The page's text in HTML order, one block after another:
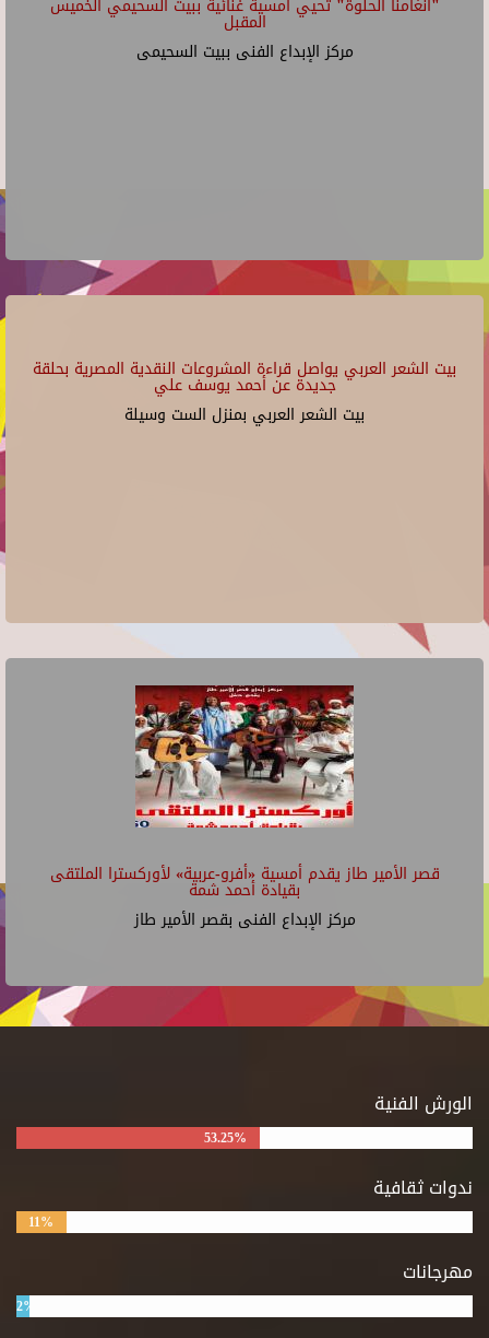
"أنغامنا الحلوة" تحيي أمسية غنائية ببيت السحيمي الخميس
المقبل
مركز الإبداع الفنى ببيت السحيمى
بيت الشعر العربي يواصل قراءة المشروعات النقدية المصرية بحلقة
جديدة عن أحمد يوسف علي
بيت الشعر العربي بمنزل الست وسيلة
قصر الأمير طاز يقدم أمسية «أفرو-عربية» لأوركسترا الملتقى
بقيادة أحمد شمة
مركز الإبداع الفنى بقصر الأمير طاز
الورش الفنية
53.25%
ندوات ثقافية
11%
مهرجانات
2%